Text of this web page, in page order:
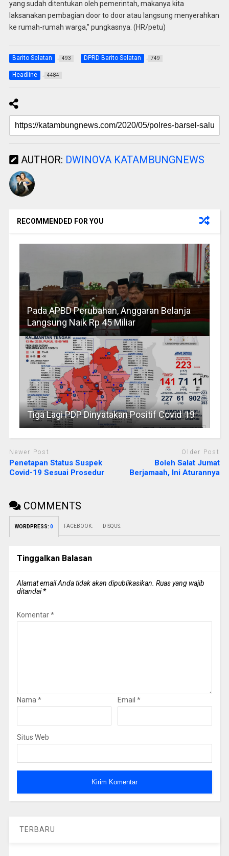
yang sudah ditentukan oleh pemerintah, makanya kita
laksanakan pembagian door to door atau langsung menyerahkan
ke rumah-rumah warga,” pungkasnya. (HR/petu)
Barito Selatan 493 DPRD Barito Selatan 749
Headline 4484
AUTHOR: DWINOVA KATAMBUNGNEWS
RECOMMENDED FOR YOU
Pada APBD Perubahan, Anggaran Belanja
Langsung Naik Rp 45 Miliar
Tiga Lagi PDP Dinyatakan Positif Covid-19
Newer Post
Penetapan Status Suspek
Covid-19 Sesuai Prosedur
Older Post
Boleh Salat Jumat
Berjamaah, Ini Aturannya
COMMENTS
WORDPRESS: 0 FACEBOOK: DISQUS:
Tinggalkan Balasan
Alamat email Anda tidak akan dipublikasikan. Ruas yang wajib
ditandai*
Komentar*
Nama * Email *
Situs Web
TERBARU